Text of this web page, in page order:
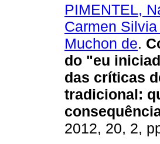
PIMENTEL,
Carmen
Muchon de.
do "eu
das críticas
tradicional:
2012, 20, 2,